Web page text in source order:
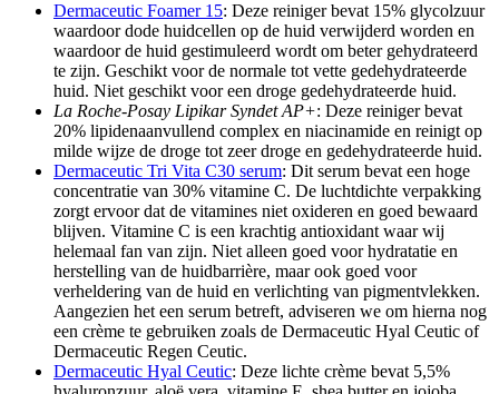
Dermaceutic Foamer 15: Deze reiniger bevat 15% glycolzuur
waardoor dode huidcellen op de huid verwijderd worden en
waardoor de huid gestimuleerd wordt om beter gehydrateerd
te zijn. Geschikt voor de normale tot vette gedehydrateerde
huid. Niet geschikt voor een droge gedehydrateerde huid.
La Roche-Posay Lipikar Syndet AP+: Deze reiniger bevat
20% lipidenaanvullend complex en niacinamide en reinigt op
milde wijze de droge tot zeer droge en gedehydrateerde huid.
Dermaceutic Tri Vita C30 serum: Dit serum bevat een hoge
concentratie van 30% vitamine C. De luchtdichte verpakking
zorgt ervoor dat de vitamines niet oxideren en goed bewaard
blijven. Vitamine C is een krachtig antioxidant waar wij
helemaal fan van zijn. Niet alleen goed voor hydratatie en
herstelling van de huidbarrière, maar ook goed voor
verheldering van de huid en verlichting van pigmentvlekken.
Aangezien het een serum betreft, adviseren we om hierna nog
een crème te gebruiken zoals de Dermaceutic Hyal Ceutic of
Dermaceutic Regen Ceutic.
Dermaceutic Hyal Ceutic: Deze lichte crème bevat 5,5%